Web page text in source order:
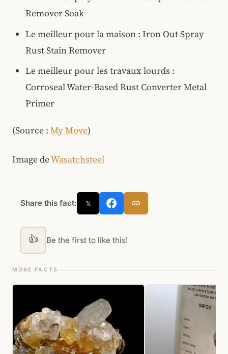
Remover Soak
Le meilleur pour la maison : Iron Out Spray
Rust Stain Remover
Le meilleur pour les travaux lourds :
Corroseal Water-Based Rust Converter Metal
Primer
(Source : My Move)
Image deWasatchsteel
Share this fact: 𝕏
👍 Be the first to like this!
MORE FACTS